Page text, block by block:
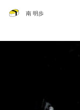
南 明歩